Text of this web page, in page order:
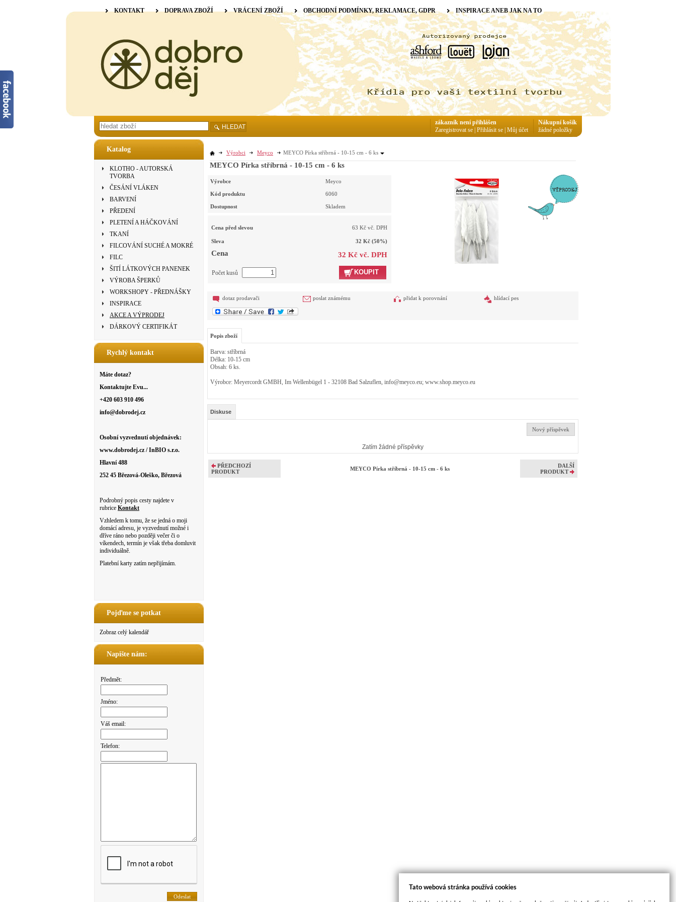
Katalog
KLOTHO - AUTORSKÁ
TVORBA
ČESÁNÍ VLÁKEN
BARVENÍ
PŘEDENÍ
PLETENÍ A HÁČKOVÁNÍ
TKANÍ
FILCOVÁNÍ SUCHÉ A MOKRÉ
FILC
ŠITÍ LÁTKOVÝCH PANENEK
VÝROBA ŠPERKŮ
WORKSHOPY - PŘEDNÁŠKY
INSPIRACE
AKCE A VÝPRODEJ
DÁRKOVÝ CERTIFIKÁT
Rychlý kontakt
Máte dotaz?
Kontaktujte Evu...
+420 603 910 496
info@dobrodej.cz
Osobní vyzvednutí objednávek:
www.dobrodej.cz / InBIO s.r.o.
Hlavní 488
252 45 Březová-Oleško, Březová
Podrobný popis cesty najdete v
rubrice Kontakt
Vzhledem k tomu, že se jedná o moji
domácí adresu, je vyzvednutí možné i
dříve ráno nebo později večer či o
víkendech, termín je však třeba domluvit
individuálně.
Platební karty zatím nepřijímám.
Pojďme se potkat
Zobraz celý kalendář
Napište nám:
Předmět:
Jméno:
Váš email:
Telefon:
Výrobci Meyco MEYCO Pírka stříbrná - 10-15 cm - 6 ks
MEYCO Pírka stříbrná - 10-15 cm - 6 ks
Výrobce Meyco
Kód produktu 6060
Dostupnost Skladem
Cena před slevou 63 Kč vč. DPH
Sleva 32 Kč (50%)
Cena 32 Kč vč. DPH
KOUPIT
Počet kusů
dotaz prodavači poslat známému přidat k porovnání hlídací pes
Popis zboží
Barva: stříbrná
Délka: 10-15 cm
Obsah: 6 ks.
Výrobce: Meyercordt GMBH, Im Wellenbügel 1 - 32108 Bad Salzuflen, info@meyco.eu; www.shop.meyco.eu
Diskuse
Nový příspěvek
Zatím žádné příspěvky
PŘEDCHOZÍ
PRODUKT
MEYCO Pírka stříbrná - 10-15 cm - 6 ks
DALŠÍ
PRODUKT
KONTAKT DOPRAVA ZBOŽÍ VRÁCENÍ ZBOŽÍ OBCHODNÍ PODMÍNKY, REKLAMACE, GDPR INSPIRACE ANEB JAK NA TO
HLEDAT
Nákupní košík
žádné položky
zákazník není přihlášen
Zaregistrovat se Přihlásit se Můj účet
Tato webová stránka používá cookies